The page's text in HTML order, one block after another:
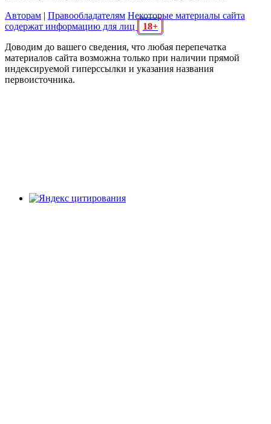
Авторам | Правообладателям Некоторые материалы сайта
содержат информацию для лиц
18+
Доводим до вашего сведения, что любая перепечатка
материалов сайта возможна только при наличии прямой
индексируемой гиперссылки и указания названия
первоисточника.